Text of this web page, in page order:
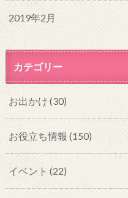
2019年2月
カテゴリー
お出かけ (30)
お役立ち情報 (150)
イベント (22)